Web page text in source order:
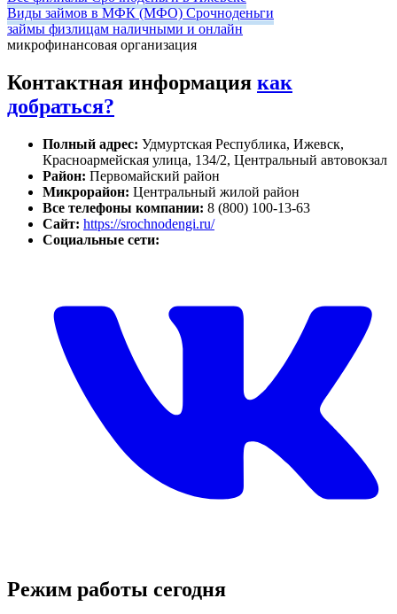
Виды займов в МФК (МФО) Срочноденьги
займы физлицам наличными и онлайн
микрофинансовая организация
Контактная информация как
добраться?
Полный адрес: Удмуртская Республика, Ижевск,
Красноармейская улица, 134/2, Центральный автовокзал
Район: Первомайский район
Микрорайон: Центральный жилой район
Все телефоны компании: 8 (800) 100-13-63
Сайт: https://srochnodengi.ru/
Социальные сети:
Режим работы сегодня